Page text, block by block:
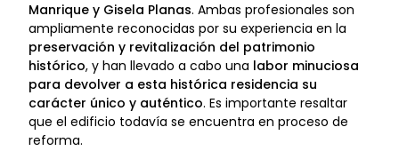
Manrique y Gisela Planas. Ambas profesionales son
ampliamente reconocidas por su experiencia en la
preservación y revitalización del patrimonio
histórico, y han llevado a cabo una labor minuciosa
para devolver a esta histórica residencia su
carácter único y auténtico. Es importante resaltar
que el edificio todavía se encuentra en proceso de
reforma.